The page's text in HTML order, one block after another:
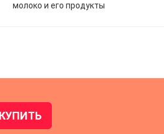
молоко и его продукты
КУПИТЬ